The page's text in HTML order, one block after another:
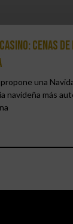
cenas
una
navideña más